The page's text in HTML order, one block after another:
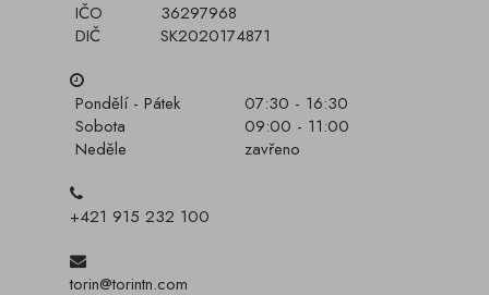
IČO
36297968
DIČ
SK2020174871
Pondělí - Pátek
07:30 - 16:30
Sobota
09:00 - 11:00
Neděle
zavřeno
+421 915 232 100
torin@torintn.com